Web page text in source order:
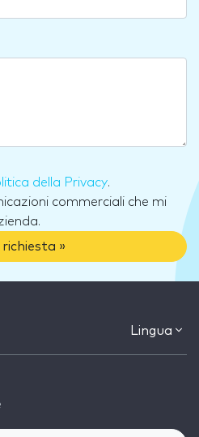
della Privacy.
commerciali che mi
richiesta »
Lingua